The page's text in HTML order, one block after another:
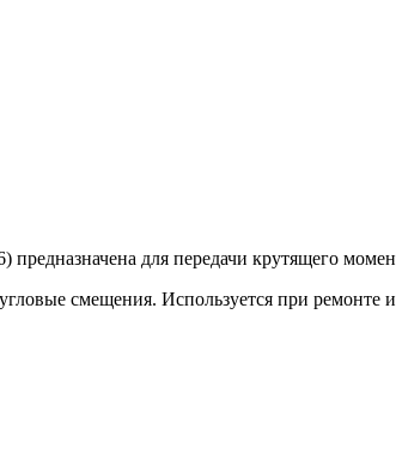
для передачи крутящего
смещения. Используется при ремонте